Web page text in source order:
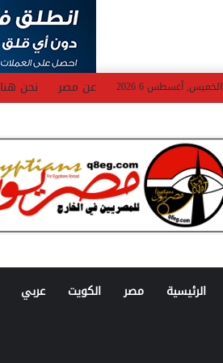
الخميس, أغسطس 6 2026 عن مصر نحن هنا
الرئيسية مصر الكويت عربي